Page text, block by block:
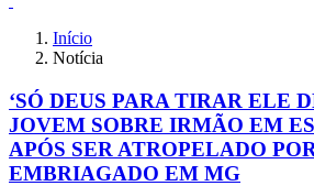
Início
Notícia
‘SÓ DEUS PARA TIRAR ELE
JOVEM SOBRE IRMÃO EM
APÓS SER ATROPELADO
EMBRIAGADO EM MG